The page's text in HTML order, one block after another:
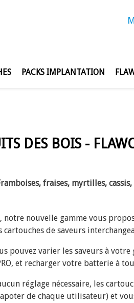
PACKS IMPLANTATION
DES BOIS -
fraises, myrtilles,
notre nouvelle gamme vous
de saveurs
pouvez varier les saveurs à votre
et recharger votre batterie à
réglage nécessaire, les
de chaque utilisateur) et